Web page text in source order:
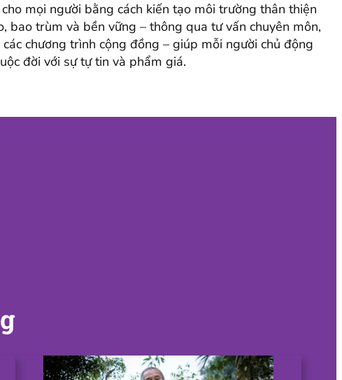
mọi người bằng cách kiến tạo môi trường thân thiện
bao trùm và bền vững – thông qua tư vấn chuyên môn,
chương trình cộng đồng – giúp mỗi người chủ động
đời với sự tự tin và phẩm giá.